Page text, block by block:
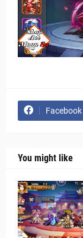
Facebook
You might like